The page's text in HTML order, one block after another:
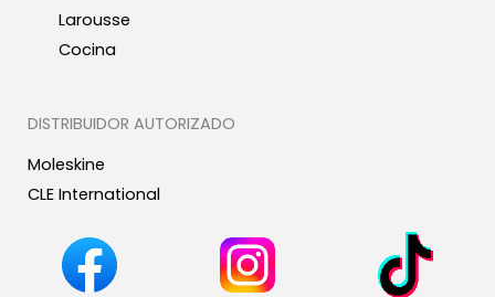
Larousse
Cocina
DISTRIBUIDOR AUTORIZADO
Moleskine
CLE International